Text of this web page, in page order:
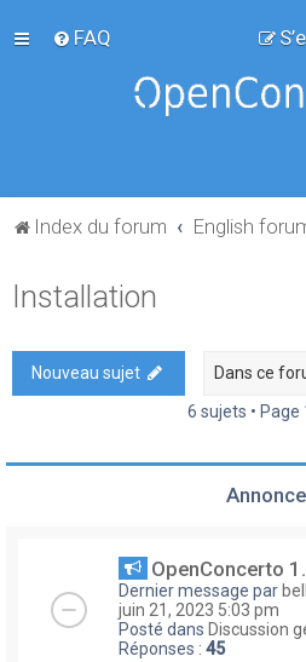
FAQ
Index du forum English
Installation
Nouveau sujet
6 sujets • Page
OpenConcerto
Dernier message par
juin 21, 2023 5:03 pm
Posté dans Discussion
Réponses : 45